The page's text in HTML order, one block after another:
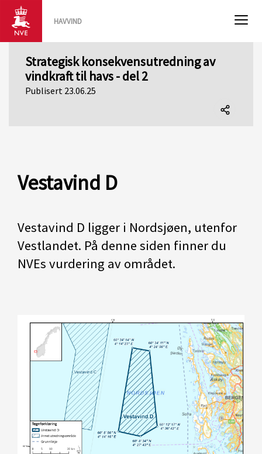
HAVVIND
Strategisk konsekvensutredning av
vindkraft til havs - del 2
Publisert 23.06.25
Vestavind D
Vestavind D ligger i Nordsjøen, utenfor
Vestlandet. På denne siden finner du
NVEs vurdering av området.